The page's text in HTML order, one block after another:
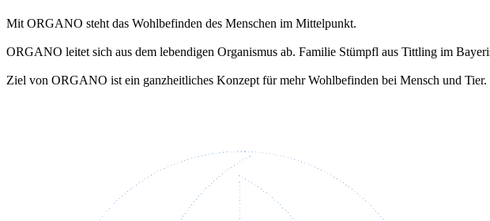
Mit ORGANO steht das Wohlbefinden des Menschen im Mittelpunkt.
ORGANO leitet sich aus dem lebendigen Organismus ab. Familie Stümpfl aus Tittling im
Ziel von ORGANO ist ein ganzheitliches Konzept für mehr Wohlbefinden bei Mensch und Tier.